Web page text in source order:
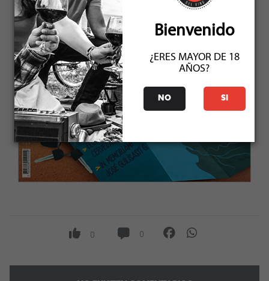
0 0
Bienvenido
¿ERES MAYOR DE 18
AÑOS?
NO SI